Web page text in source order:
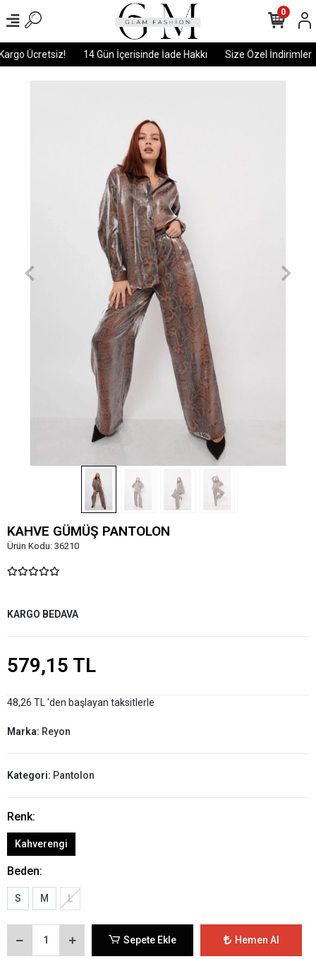
Ücretsiz! 14 Gün İçerisinde İade Hakkı Size Özel İndirimler
0
KAHVE GÜMÜŞ PANTOLON
Ürün Kodu: 36210
KARGO BEDAVA
579,15 TL
48,26 TL 'den başlayan taksitlerle
Marka: Reyon
Kategori: Pantolon
Renk:
Kahverengi
Beden:
S M L
Sepete Ekle Hemen Al